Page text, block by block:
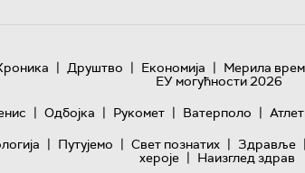
| Друштво | Економија | Мерила
ЕУ могућности 2026
| Одбојка | Рукомет | Ватерполо |
| Путујемо | Свет познатих | Здравље |
хероје | Наизглед здрав